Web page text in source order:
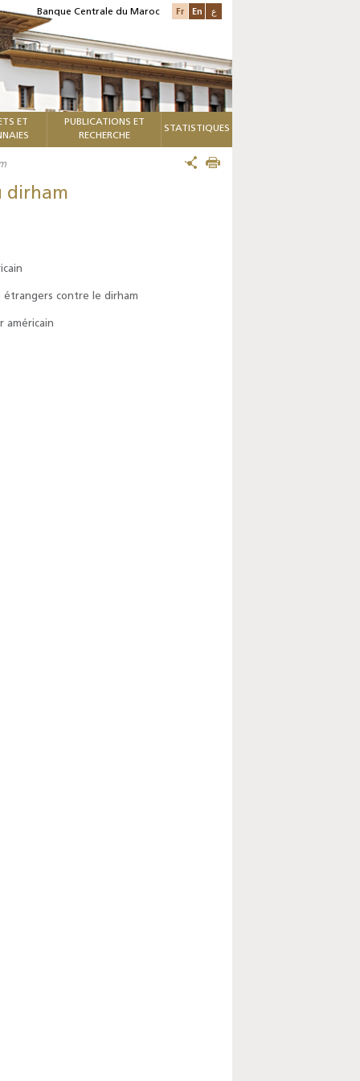
Banque Centrale du Maroc Fr En ع
ET
PUBLICATIONS ET
RECHERCHE
STATISTIQUES
dirham
étrangers contre le dirham
américain